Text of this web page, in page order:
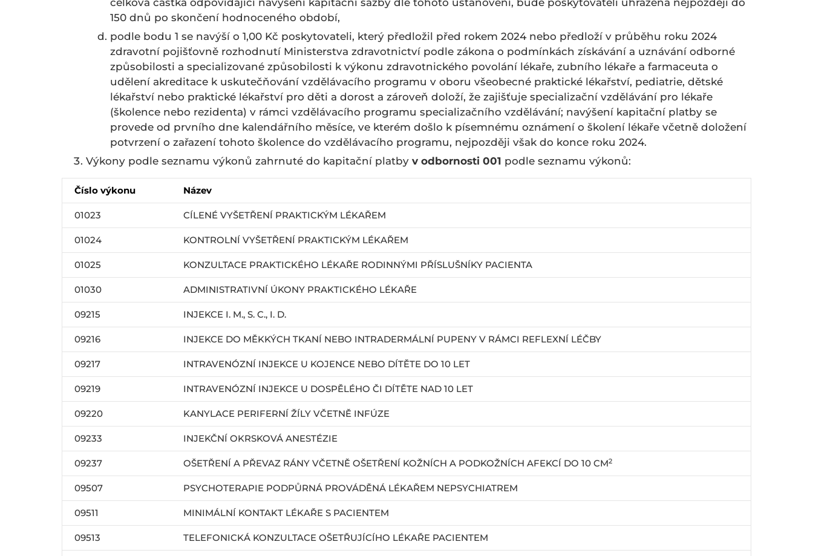
celková částka odpovídající navýšení kapitační sazby dle tohoto ustanovení, bude poskytovateli uhrazena nejpozději do
150 dnů po skončení hodnoceného období,
podle bodu 1 se navýší o 1,00 Kč poskytovateli, který předložil před rokem 2024 nebo předloží v průběhu roku 2024
zdravotní pojišťovně rozhodnutí Ministerstva zdravotnictví podle zákona o podmínkách získávání a uznávání odborné
způsobilosti a specializované způsobilosti k výkonu zdravotnického povolání lékaře, zubního lékaře a farmaceuta o
udělení akreditace k uskutečňování vzdělávacího programu v oboru všeobecné praktické lékařství, pediatrie, dětské
lékařství nebo praktické lékařství pro děti a dorost a zároveň doloží, že zajišťuje specializační vzdělávání pro lékaře
(školence nebo rezidenta) v rámci vzdělávacího programu specializačního vzdělávání; navýšení kapitační platby se
provede od prvního dne kalendářního měsíce, ve kterém došlo k písemnému oznámení o školení lékaře včetně doložení
potvrzení o zařazení tohoto školence do vzdělávacího programu, nejpozději však do konce roku 2024.
Výkony podle seznamu výkonů zahrnuté do kapitační platby v odbornosti 001 podle seznamu výkonů:
Číslo výkonu Název
01023 CÍLENÉ VYŠETŘENÍ PRAKTICKÝM LÉKAŘEM
01024 KONTROLNÍ VYŠETŘENÍ PRAKTICKÝM LÉKAŘEM
01025 KONZULTACE PRAKTICKÉHO LÉKAŘE RODINNÝMI PŘÍSLUŠNÍKY PACIENTA
01030 ADMINISTRATIVNÍ ÚKONY PRAKTICKÉHO LÉKAŘE
09215 INJEKCE I. M., S. C., I. D.
09216 INJEKCE DO MĚKKÝCH TKANÍ NEBO INTRADERMÁLNÍ PUPENY V RÁMCI REFLEXNÍ LÉČBY
09217 INTRAVENÓZNÍ INJEKCE U KOJENCE NEBO DÍTĚTE DO 10 LET
09219 INTRAVENÓZNÍ INJEKCE U DOSPĚLÉHO ČI DÍTĚTE NAD 10 LET
09220 KANYLACE PERIFERNÍ ŽÍLY VČETNĚ INFÚZE
09233 INJEKČNÍ OKRSKOVÁ ANESTÉZIE
09237 OŠETŘENÍ A PŘEVAZ RÁNY VČETNĚ OŠETŘENÍ KOŽNÍCH A PODKOŽNÍCH AFEKCÍ DO 10 CM2
09507 PSYCHOTERAPIE PODPŮRNÁ PROVÁDĚNÁ LÉKAŘEM NEPSYCHIATREM
09511 MINIMÁLNÍ KONTAKT LÉKAŘE S PACIENTEM
09513 TELEFONICKÁ KONZULTACE OŠETŘUJÍCÍHO LÉKAŘE PACIENTEM